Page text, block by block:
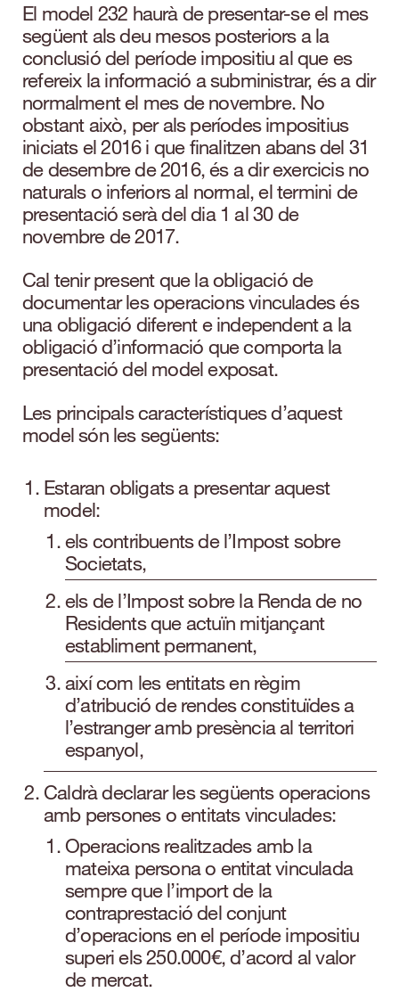
El model 232 haurà de presentar-se el mes
següent als deu mesos posteriors a la
conclusió del període impositiu al que es
refereix la informació a subministrar, és a dir
normalment el mes de novembre. No
obstant això, per als períodes impositius
iniciats el 2016 i que finalitzen abans del 31
de desembre de 2016, és a dir exercicis no
naturals o inferiors al normal, el termini de
presentació serà del dia 1 al 30 de
novembre de 2017.
Cal tenir present que la obligació de
documentar les operacions vinculades és
una obligació diferent e independent a la
obligació d’informació que comporta la
presentació del model exposat.
Les principals característiques d’aquest
model són les següents:
Estaran obligats a presentar aquest
model:
els contribuents de l’Impost sobre
Societats,
els de l’Impost sobre la Renda de no
Residents que actuïn mitjançant
establiment permanent,
així com les entitats en règim
d’atribució de rendes constituïdes a
l’estranger amb presència al territori
espanyol,
Caldrà declarar les següents operacions
amb persones o entitats vinculades:
Operacions realitzades amb la
mateixa persona o entitat vinculada
sempre que l’import de la
contraprestació del conjunt
d’operacions en el període impositiu
superi els 250.000€, d’acord al valor
de mercat.